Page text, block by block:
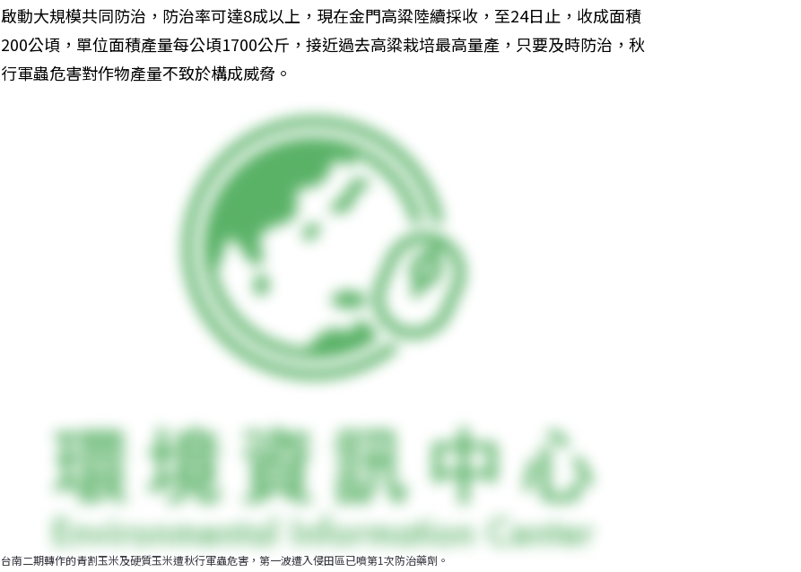
啟動大規模共同防治，防治率可達8成以上，現在金門高粱陸續採收，至24日止，收成面積
200公頃，單位面積產量每公頃1700公斤，接近過去高粱栽培最高量產，只要及時防治，秋
行軍蟲危害對作物產量不致於構成威脅。
台南二期轉作的青割玉米及硬質玉米遭秋行軍蟲危害，第一波遭入侵田區已噴第1次防治藥劑。